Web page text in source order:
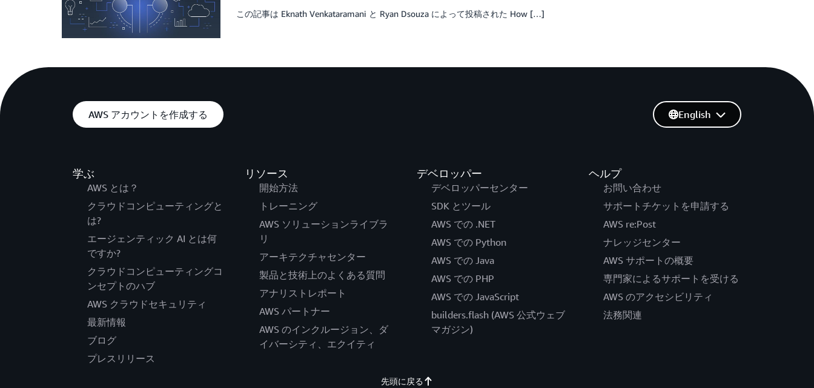
この記事は Eknath Venkataramani と Ryan Dsouza によって投稿された How […]
AWS アカウントを作成する
学ぶ
AWS とは？
クラウドコンピューティングと
は?
エージェンティック AI とは何
ですか?
クラウドコンピューティングコ
ンセプトのハブ
AWS クラウドセキュリティ
最新情報
ブログ
プレスリリース
リソース
開始方法
トレーニング
AWS ソリューションライブラ
リ
アーキテクチャセンター
製品と技術上のよくある質問
アナリストレポート
AWS パートナー
AWS のインクルージョン、ダ
イバーシティ、エクイティ
デベロッパー
デベロッパーセンター
SDK とツール
AWS での .NET
AWS での Python
AWS での Java
AWS での PHP
AWS での JavaScript
builders.flash (AWS 公式ウェブ
マガジン)
ヘルプ
お問い合わせ
サポートチケットを申請する
AWS re:Post
ナレッジセンター
AWS サポートの概要
専門家によるサポートを受ける
AWS のアクセシビリティ
法務関連
English
先頭に戻る